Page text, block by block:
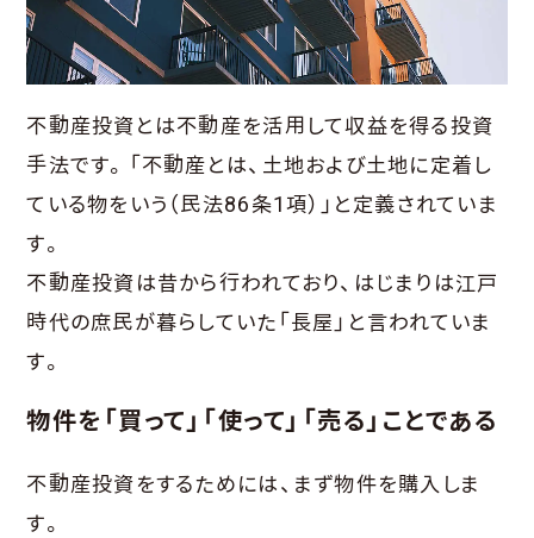
不動産投資とは不動産を活用して収益を得る投資
手法です。「不動産とは、土地および土地に定着し
ている物をいう（民法86条1項）」と定義されていま
す。
不動産投資は昔から行われており、はじまりは江戸
時代の庶民が暮らしていた「長屋」と言われていま
す。
物件を「買って」「使って」「売る」ことである
不動産投資をするためには、まず物件を購入しま
す。